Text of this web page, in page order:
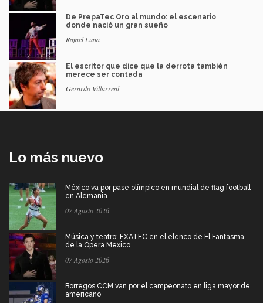
De PrepaTec Qro al mundo: el escenario
donde nació un gran sueño
Rafael Luna
El escritor que dice que la derrota también
merece ser contada
Gerardo Villarreal
Lo más nuevo
México va por pase olímpico en mundial de flag football
en Alemania
07 Agosto 2026
Música y teatro: EXATEC en el elenco de El Fantasma
de la Ópera Mexico
07 Agosto 2026
Borregos CCM van por el campeonato en liga mayor de
americano